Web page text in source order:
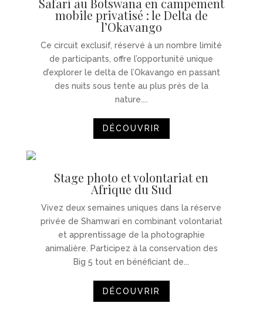
Safari au Botswana en campement
mobile privatisé : le Delta de
l’Okavango
Ce circuit exclusif, réservé à un nombre limité
de participants, offre l’opportunité unique
d’explorer le delta de l’Okavango en passant
des nuits sous tente au plus près de la
nature....
DÉCOUVRIR
Stage photo et volontariat en
Afrique du Sud
Vivez deux semaines uniques dans la réserve
privée de Shamwari en combinant volontariat
et apprentissage de la photographie
animalière. Participez à la conservation des
Big 5 tout en bénéficiant de...
DÉCOUVRIR